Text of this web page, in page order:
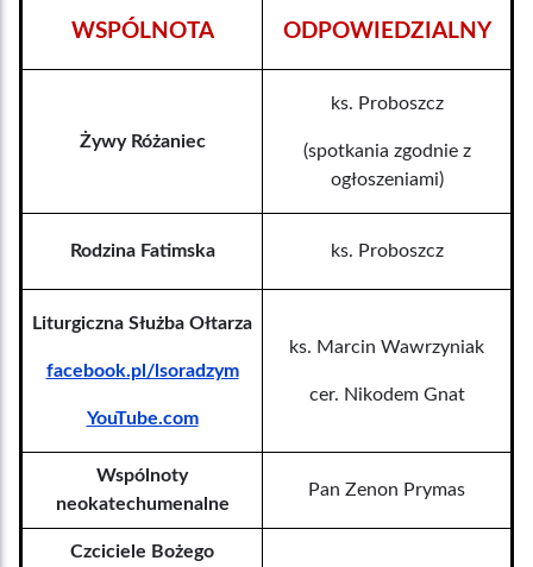
WSPÓLNOTA ODPOWIEDZIALNY
Żywy Różaniec
ks. Proboszcz
(spotkania zgodnie z
ogłoszeniami)
Rodzina Fatimska ks. Proboszcz
Liturgiczna Służba Ołtarza
facebook.pl/lsoradzym
YouTube.com
ks. Marcin Wawrzyniak
cer. Nikodem Gnat
Wspólnoty
neokatechumenalne
Pan Zenon Prymas
Czciciele Bożego